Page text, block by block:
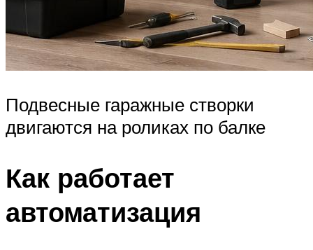
Подвесные гаражные створки
двигаются на роликах по балке
Как работает
автоматизация